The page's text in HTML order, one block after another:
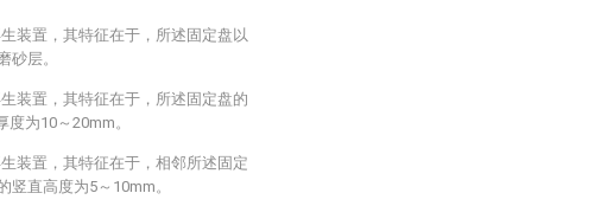
装置，其特征在于，所述固定盘以
砂层。
装置，其特征在于，所述固定盘的
为10～20mm。
装置，其特征在于，相邻所述固定
直高度为5～10mm。